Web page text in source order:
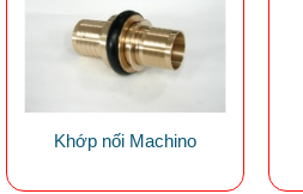
Khớp nối Machino